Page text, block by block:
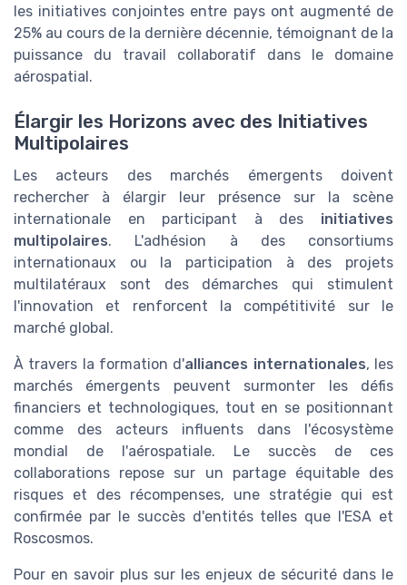
les initiatives conjointes entre pays ont augmenté de
25% au cours de la dernière décennie, témoignant de la
puissance du travail collaboratif dans le domaine
aérospatial.
Élargir les Horizons avec des Initiatives
Multipolaires
Les acteurs des marchés émergents doivent
rechercher à élargir leur présence sur la scène
internationale en participant à des initiatives
multipolaires. L'adhésion à des consortiums
internationaux ou la participation à des projets
multilatéraux sont des démarches qui stimulent
l'innovation et renforcent la compétitivité sur le
marché global.
À travers la formation d'alliances internationales, les
marchés émergents peuvent surmonter les défis
financiers et technologiques, tout en se positionnant
comme des acteurs influents dans l'écosystème
mondial de l'aérospatiale. Le succès de ces
collaborations repose sur un partage équitable des
risques et des récompenses, une stratégie qui est
confirmée par le succès d'entités telles que l'ESA et
Roscosmos.
Pour en savoir plus sur les enjeux de sécurité dans le